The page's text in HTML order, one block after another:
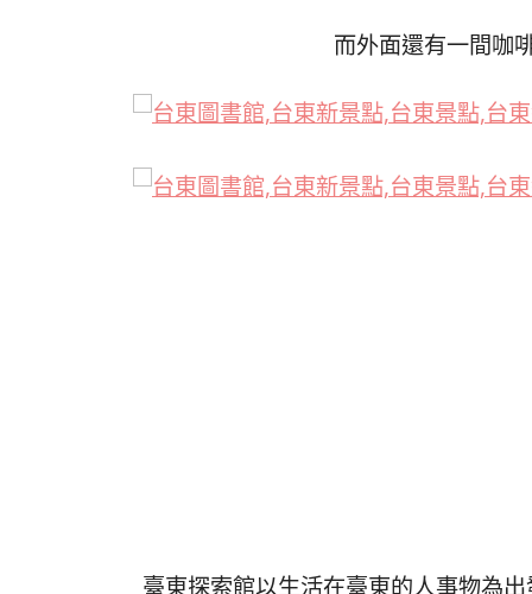
而外面還有一間咖
臺東探索館以生活在臺東的人事物為